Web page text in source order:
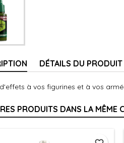
DÉTAILS DU PRODUIT
à vos figurines et à vos
PRODUITS DANS LA MÊME